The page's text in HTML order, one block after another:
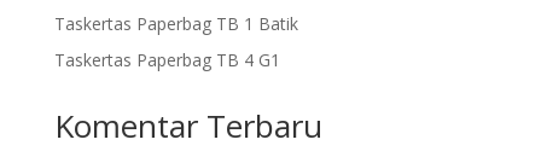
Taskertas Paperbag TB 1 Batik
Taskertas Paperbag TB 4 G1
Komentar Terbaru